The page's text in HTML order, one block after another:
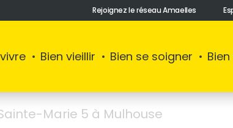
Rejoignez le réseau Amaelles
Bien vieillir Bien se soigner
Marie 5 à Mulhouse